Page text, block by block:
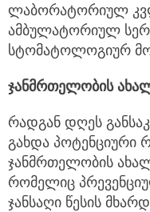
ლაბორატორიულ
ამბულატორიულ
სტომატოლოგიურ
ჯანმრთელობის
რადგან დღეს
გახდა პოტენციური
ჯანმრთელობის
რომელიც
ჯანსაღი წესის